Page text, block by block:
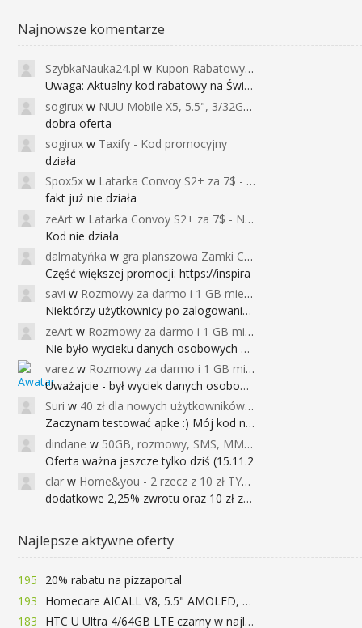
Najnowsze komentarze
SzybkaNauka24.pl w Kupon Rabatowy na Kurs Angielskiego dla Dzieci - FunEnglish
Uwaga: Aktualny kod rabatowy na Święta (
sogirux w NUU Mobile X5, 5.5", 3/32GB, czujnik linii papilarnych, 2950mAh, aparat 13MP za 267zł - Banggood
dobra oferta
sogirux w Taxify - Kod promocyjny
działa
Spox5x w Latarka Convoy S2+ za 7$ - Najniższa cena od 2017r
fakt już nie działa
zeArt w Latarka Convoy S2+ za 7$ - Najniższa cena od 2017r
Kod nie działa
dalmatyńka w gra planszowa Zamki Caladale za 39zł
Część większej promocji: https://inspira
savi w Rozmowy za darmo i 1 GB miesięcznie
Niektórzy użytkownicy po zalogowaniu do
zeArt w Rozmowy za darmo i 1 GB miesięcznie
Nie było wycieku danych osobowych a nieo
varez w Rozmowy za darmo i 1 GB miesięcznie
Uważajcie - był wyciek danych osobowych
Suri w 40 zł dla nowych użytkowników Google Pay (dawniej Android Pay)
Zaczynam testować apke :) Mój kod na 40
dindane w 50GB, rozmowy, SMS, MMS bez limitu przez 6 miesięcy za darmo za przeniesienie numeru do Play NEXT
Oferta ważna jeszcze tylko dziś (15.11.2
clar w Home&you - 2 rzecz z 10 zł TYLKO DZISIAJ
dodatkowe 2,25% zwrotu oraz 10 zł za r
Najlepsze aktywne oferty
195
20% rabatu na pizzaportal
193
Homecare AICALL V8, 5.5" AMOLED, 4/128GB, Snapdragon 652, LTE, QC3.0, 3400mAh za 416zł
183
HTC U Ultra 4/64GB LTE czarny w najlepszej cenie na rynku 799 zł!!!